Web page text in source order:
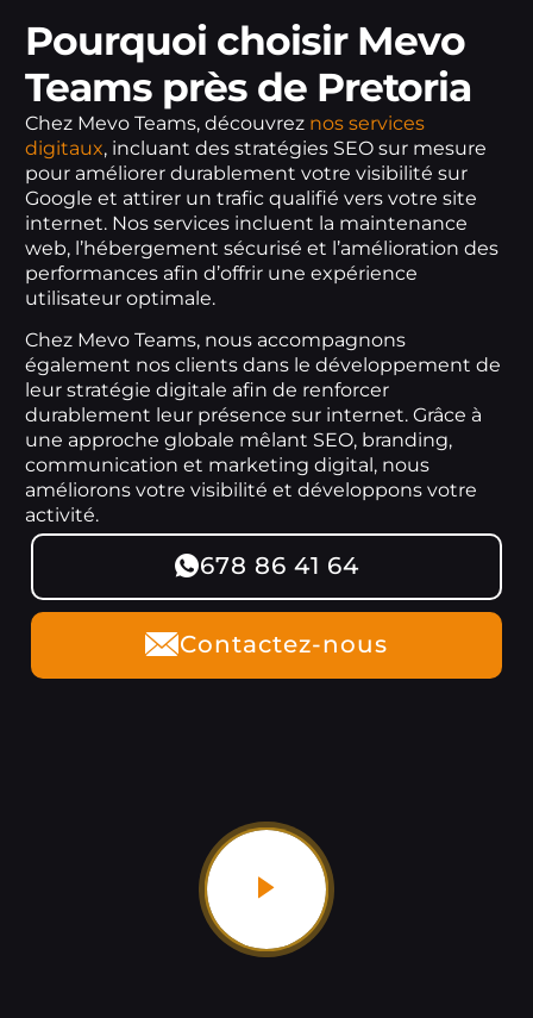
Pourquoi choisir Mevo
Teams près de Pretoria
Chez Mevo Teams, découvrez nos services
digitaux, incluant des stratégies SEO sur mesure
pour améliorer durablement votre visibilité sur
Google et attirer un trafic qualifié vers votre site
internet. Nos services incluent la maintenance
web, l’hébergement sécurisé et l’amélioration des
performances afin d’offrir une expérience
utilisateur optimale.
Chez Mevo Teams, nous accompagnons
également nos clients dans le développement de
leur stratégie digitale afin de renforcer
durablement leur présence sur internet. Grâce à
une approche globale mêlant SEO, branding,
communication et marketing digital, nous
améliorons votre visibilité et développons votre
activité.
678 86 41 64
Contactez-nous